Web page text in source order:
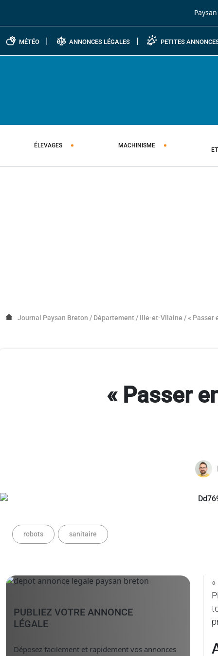
MÉTÉO ANNONCES LÉGALES PETITES
ÉLEVAGES MACHINISME
Journal Paysan Breton / Département / Ille-et-Vilaine /« Passer
« Passer
robots sanitaire
PUBLIEZ VOTRE ANNONCE
LÉGALE
Déposez facilement et rapidement vos annonces